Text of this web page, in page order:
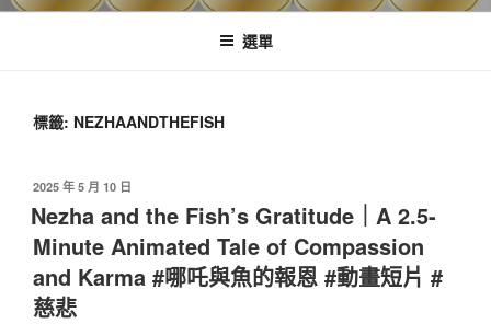
選單
標籤: NEZHAANDTHEFISH
2025 年 5 月 10 日
Nezha and the Fish’s Gratitude｜A 2.5-
Minute Animated Tale of Compassion
and Karma #哪吒與魚的報恩 #動畫短片 #
慈悲